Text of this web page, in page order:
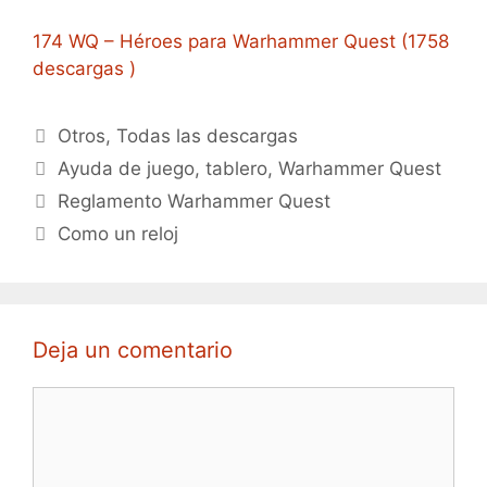
174 WQ – Héroes para Warhammer Quest (1758
descargas )
Categorías
Otros,Todas las descargas
Etiquetas
Ayuda de juego,tablero,Warhammer Quest
Reglamento Warhammer Quest
Como un reloj
Deja un comentario